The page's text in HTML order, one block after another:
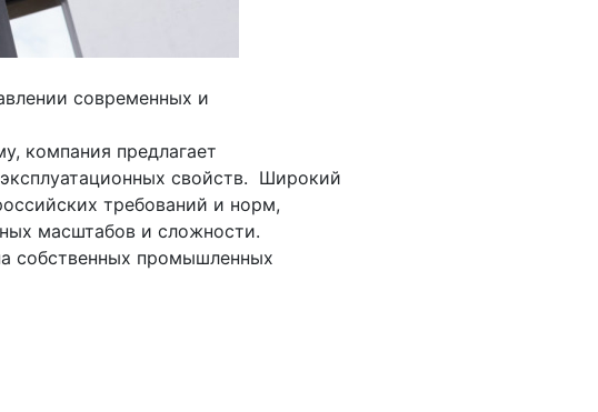
современных и
компания предлагает
свойств. Широкий
требований и норм,
масштабов и сложности.
собственных промышленных